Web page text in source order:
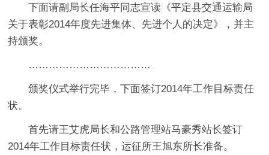
下面请副局长任海平同志宣读《平定县交通运输局
关于表彰2014年度先进集体、先进个人的决定》，并主
持颁奖。
………………………………
颁奖仪式举行完毕，下面签订2014年工作目标责任
状。
首先请王艾虎局长和公路管理站马豪秀站长签订
2014年工作目标责任状，运征所王旭东所长准备。